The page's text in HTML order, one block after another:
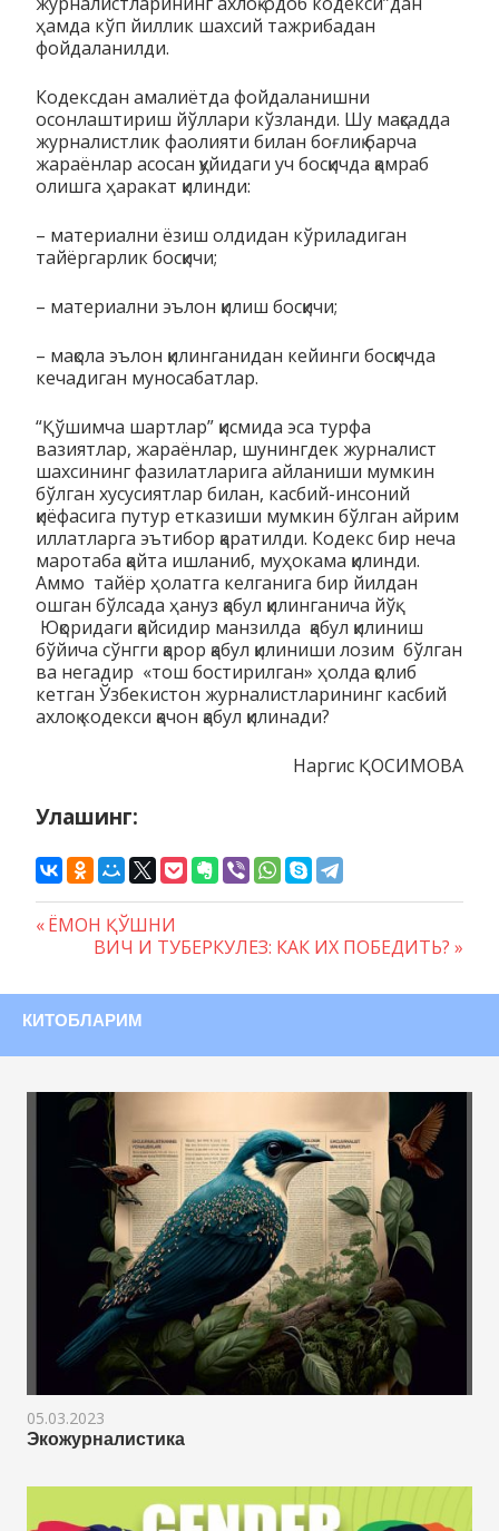
ҳамда кўп йиллик шахсий тажрибадан
фойдаланилди.
Кодексдан амалиётда фойдаланишни
осонлаштириш йўллари кўзланди. Шу мақсадда
журналистлик фаолияти билан боғлиқ барча
жараёнлар асосан қуйидаги уч босқичда қамраб
олишга ҳаракат қилинди:
– материални ёзиш олдидан кўриладиган
тайёргарлик босқичи;
– материални эълон қилиш босқичи;
– мақола эълон қилинганидан кейинги босқичда
кечадиган муносабатлар.
“Қўшимча шартлар” қисмида эса турфа
вазиятлар, жараёнлар, шунингдек журналист
шахсининг фазилатларига айланиши мумкин
бўлган хусусиятлар билан, касбий-инсоний
қиёфасига путур етказиши мумкин бўлган айрим
иллатларга эътибор қаратилди. Кодекс бир неча
маротаба қайта ишланиб, муҳокама қилинди.
Аммо тайёр ҳолатга келганига бир йилдан
ошган бўлсада ҳануз қабул қилинганича йўқ.
Юқоридаги қайсидир манзилда қабул қилиниш
бўйича сўнгги қарор қабул қилиниши лозим бўлган
ва негадир «тош бостирилган» ҳолда қолиб
кетган Ўзбекистон журналистларининг касбий
ахлоқ кодекси қачон қабул қилинади?
Наргис ҚОСИМОВА
Улашинг:
Навигация
по
записям
Предыдущая
запись:
ЁМОН ҚЎШНИ
Следующая
ВИЧ И ТУБЕРКУЛЕЗ: КАК ИХ ПОБЕДИТЬ?
КИТОБЛАРИМ
05.03.2023
Экожурналистика